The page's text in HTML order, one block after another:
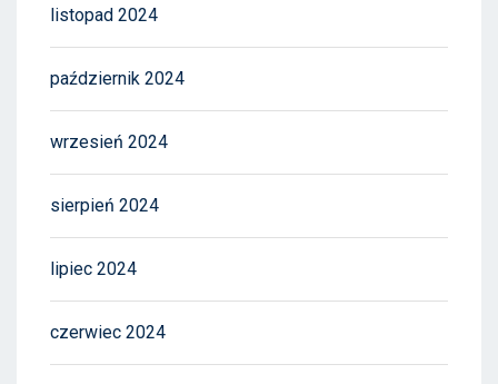
listopad 2024
październik 2024
wrzesień 2024
sierpień 2024
lipiec 2024
czerwiec 2024